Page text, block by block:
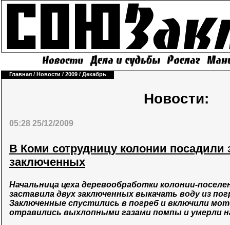
Главная / Новости / 2009 / Декабрь
Новости:
05:28 25/12/2009
В Коми сотрудницу колонии посадили
заключенных
Начальница цеха деревообработки колонии-
заставила двух заключенных выкачать воду из
Заключенные спустились в погреб и включили
отравились выхлопными газами помпы и умерли